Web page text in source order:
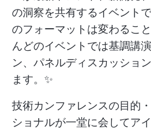
の洞察を共有するイベント
のフォーマットは変わるこ
んどのイベントでは基調講
ン、パネルディスカッショ
ます。✨
技術カンファレンスの目的
ショナルが一堂に会してア